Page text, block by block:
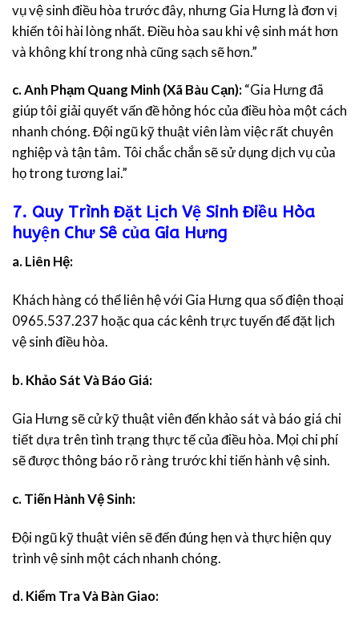
vụ vệ sinh điều hòa trước đây, nhưng Gia Hưng là đơn vị
khiến tôi hài lòng nhất. Điều hòa sau khi vệ sinh mát hơn
và không khí trong nhà cũng sạch sẽ hơn.”
c. Anh Phạm Quang Minh (Xã Bàu Cạn):“Gia Hưng đã
giúp tôi giải quyết vấn đề hỏng hóc của điều hòa một cách
nhanh chóng. Đội ngũ kỹ thuật viên làm việc rất chuyên
nghiệp và tận tâm. Tôi chắc chắn sẽ sử dụng dịch vụ của
họ trong tương lai.”
7. Quy Trình Đặt Lịch Vệ Sinh Điều Hòa
huyện Chư Sê của Gia Hưng
a. Liên Hệ:
Khách hàng có thể liên hệ với Gia Hưng qua số điện thoại
0965.537.237 hoặc qua các kênh trực tuyến để đặt lịch
vệ sinh điều hòa.
b. Khảo Sát Và Báo Giá:
Gia Hưng sẽ cử kỹ thuật viên đến khảo sát và báo giá chi
tiết dựa trên tình trạng thực tế của điều hòa. Mọi chi phí
sẽ được thông báo rõ ràng trước khi tiến hành vệ sinh.
c. Tiến Hành Vệ Sinh:
Đội ngũ kỹ thuật viên sẽ đến đúng hẹn và thực hiện quy
trình vệ sinh một cách nhanh chóng.
d. Kiểm Tra Và Bàn Giao: